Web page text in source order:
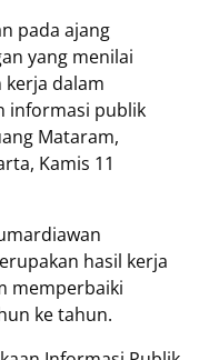
pada ajang
yang menilai
dalam
informasi publik
Mataram,
Kamis 11
hasil kerja
memperbaiki
ke tahun.